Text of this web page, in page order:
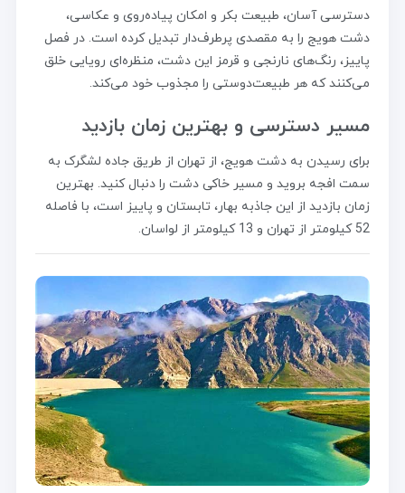
دسترسی آسان، طبیعت بکر و امکان پیاده‌روی و عکاسی،
دشت هویج را به مقصدی پرطرف‌دار تبدیل کرده است. در فصل
پاییز، رنگ‌های نارنجی و قرمز این دشت، منظره‌ای رویایی خلق
می‌کنند که هر طبیعت‌دوستی را مجذوب خود می‌کند.
مسیر دسترسی و بهترین زمان بازدید
برای رسیدن به دشت هویج، از تهران از طریق جاده لشگرک به
سمت افجه بروید و مسیر خاکی دشت را دنبال کنید. بهترین
زمان بازدید از این جاذبه بهار، تابستان و پاییز است، با فاصله
52 کیلومتر از تهران و 13 کیلومتر از لواسان.